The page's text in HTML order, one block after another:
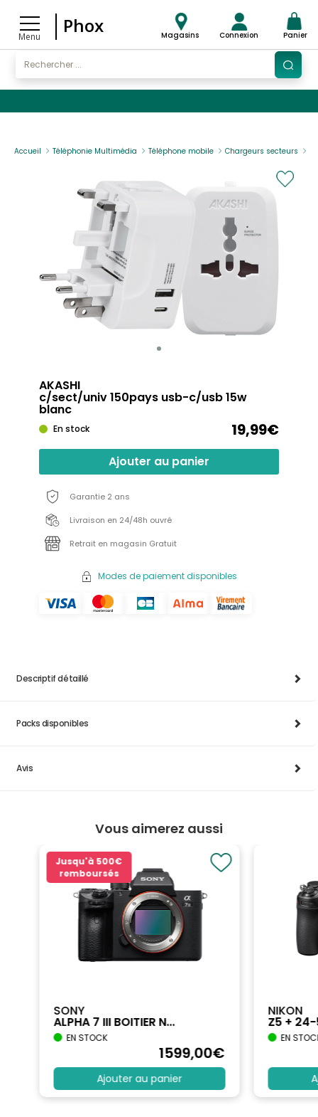
Menu
Phox Magasins Connexion Panier
Accueil Téléphonie Multimédia Téléphone mobile Chargeurs secteurs
AKASHI
c/sect/univ 150pays usb-c/usb 15w
blanc
En stock 19,99€
Ajouter au panier
Garantie 2 ans
Livraison en 24/48h ouvré
Retrait en magasin Gratuit
Modes de paiement disponibles
Descriptif détaillé
Packs disponibles
Avis
Vous aimerez aussi
Jusqu'à 500€
remboursés
SONY
ALPHA 7 III BOITIER N...
EN STOCK
1599,00€
Ajouter au panier
NIKON
Z5 +
EN